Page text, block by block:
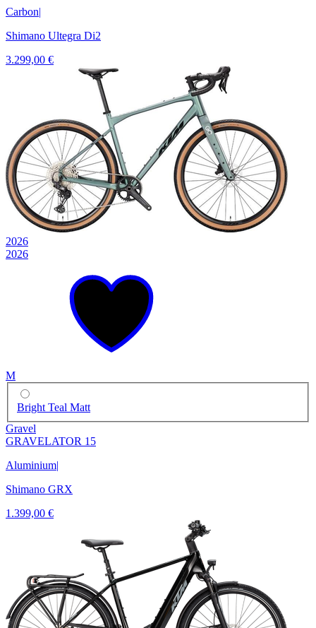
Carbon|
Shimano Ultegra Di2
3.299,00 €
2026
2026
M
Bright Teal Matt
Gravel
GRAVELATOR 15
Aluminium|
Shimano GRX
1.399,00 €